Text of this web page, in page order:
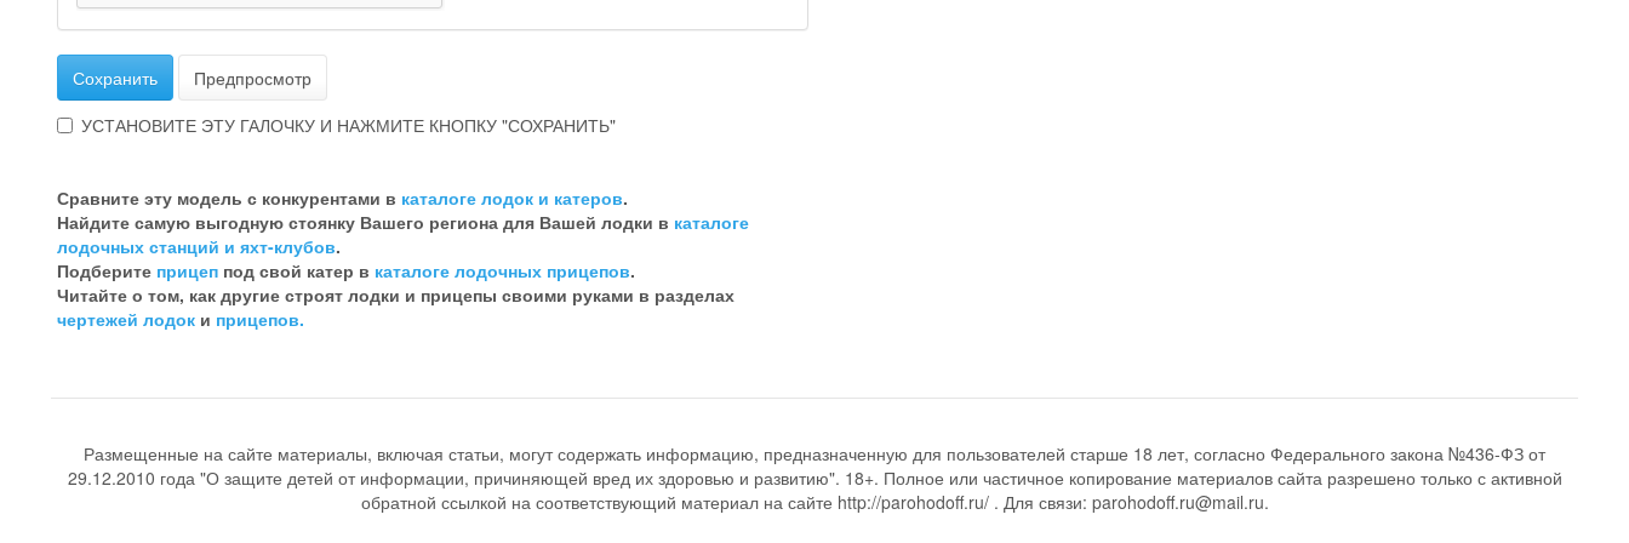
Сохранить
Предпросмотр
УСТАНОВИТЕ ЭТУ ГАЛОЧКУ И НАЖМИТЕ КНОПКУ "СОХРАНИТЬ"
говорит
о
том,
что
Вы
хотите
Сравните эту модель с конкурентами в каталоге лодок и катеров.
Найдите самую выгодную стоянку Вашего региона для Вашей лодки в каталоге
лодочных станций и яхт-клубов.
Подберите прицеп под свой катер в каталоге лодочных прицепов.
Читайте о том, как другие строят лодки и прицепы своими руками в разделах
чертежей лодок и прицепов.
Размещенные на сайте материалы, включая статьи, могут содержать информацию, предназначенную для пользователей старше 18 лет, согласно Федерального закона №436-ФЗ от
29.12.2010 года "О защите детей от информации, причиняющей вред их здоровью и развитию". 18+. Полное или частичное копирование материалов сайта разрешено только с активной
обратной ссылкой на соответствующий материал на сайте http://parohodoff.ru/ . Для связи: parohodoff.ru@mail.ru.